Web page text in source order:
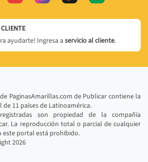
ayudarte! Ingresa a servicio al cliente.
PaginasAmarillas.com de Publicar contiene la
11 países de Latinoamérica.
son propiedad de la compañía
La reproducción total o parcial de cualquier
este portal está prohibido.
2026